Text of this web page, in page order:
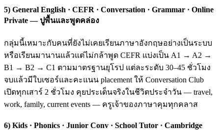
5) General English · CEFR · Conversation · Grammar · Online
Private — ปูพื้นและพูดคล่อง
กลุ่มนี้เหมาะกับคนที่ยังไม่เคยเรียนภาษาอังกฤษอย่างเป็นระบบ
หรือเรียนมานานแล้วแต่ไม่กล้าพูด CEFR แบ่งเป็น A1 → A2 →
B1 → B2 → C1 ตามมาตรฐานยุโรป แต่ละระดับ 30–45 ชั่วโมง
จบแล้วมีใบเซอร์และคะแนน placement ให้ Conversation Club
เปิดทุกเสาร์ 2 ชั่วโมง คุยประเด็นจริงในชีวิตประจำวัน — travel,
work, family, current events — ครูเจ้าของภาษาคุมทุกคลาส
6) Kids · Phonics · Junior Conv · School Tutor · Cambridge